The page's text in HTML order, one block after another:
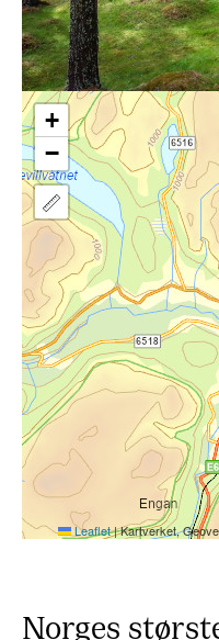
+
−
Leaflet|Kartverket,
Norges